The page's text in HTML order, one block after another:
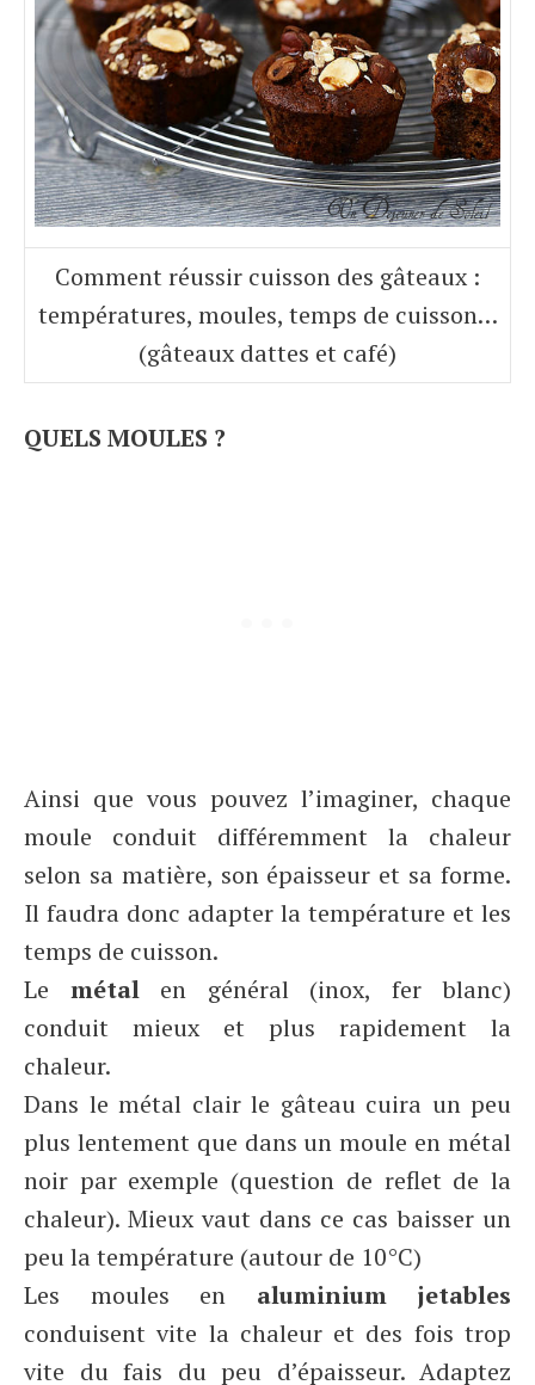
Comment réussir cuisson des gâteaux :
températures, moules, temps de cuisson…
(gâteaux dattes et café)
QUELS MOULES ?
Ainsi que vous pouvez l’imaginer, chaque
moule conduit différemment la chaleur
selon sa matière, son épaisseur et sa forme.
Il faudra donc adapter la température et les
temps de cuisson.
Le métal en général (inox, fer blanc)
conduit mieux et plus rapidement la
chaleur.
Dans le métal clair le gâteau cuira un peu
plus lentement que dans un moule en métal
noir par exemple (question de reflet de la
chaleur). Mieux vaut dans ce cas baisser un
peu la température (autour de 10°C)
Les moules en aluminium jetables
conduisent vite la chaleur et des fois trop
vite du fais du peu d’épaisseur. Adaptez